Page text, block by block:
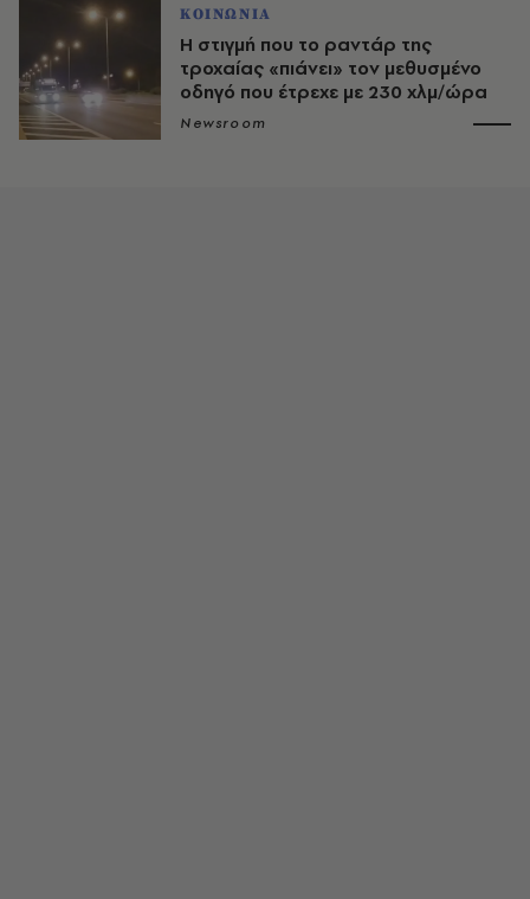
ΚΟΙΝΩΝΙΑ
Η στιγμή που το ραντάρ της
τροχαίας «πιάνει» τον μεθυσμένο
οδηγό που έτρεχε με 230 χλμ/ώρα
Newsroom